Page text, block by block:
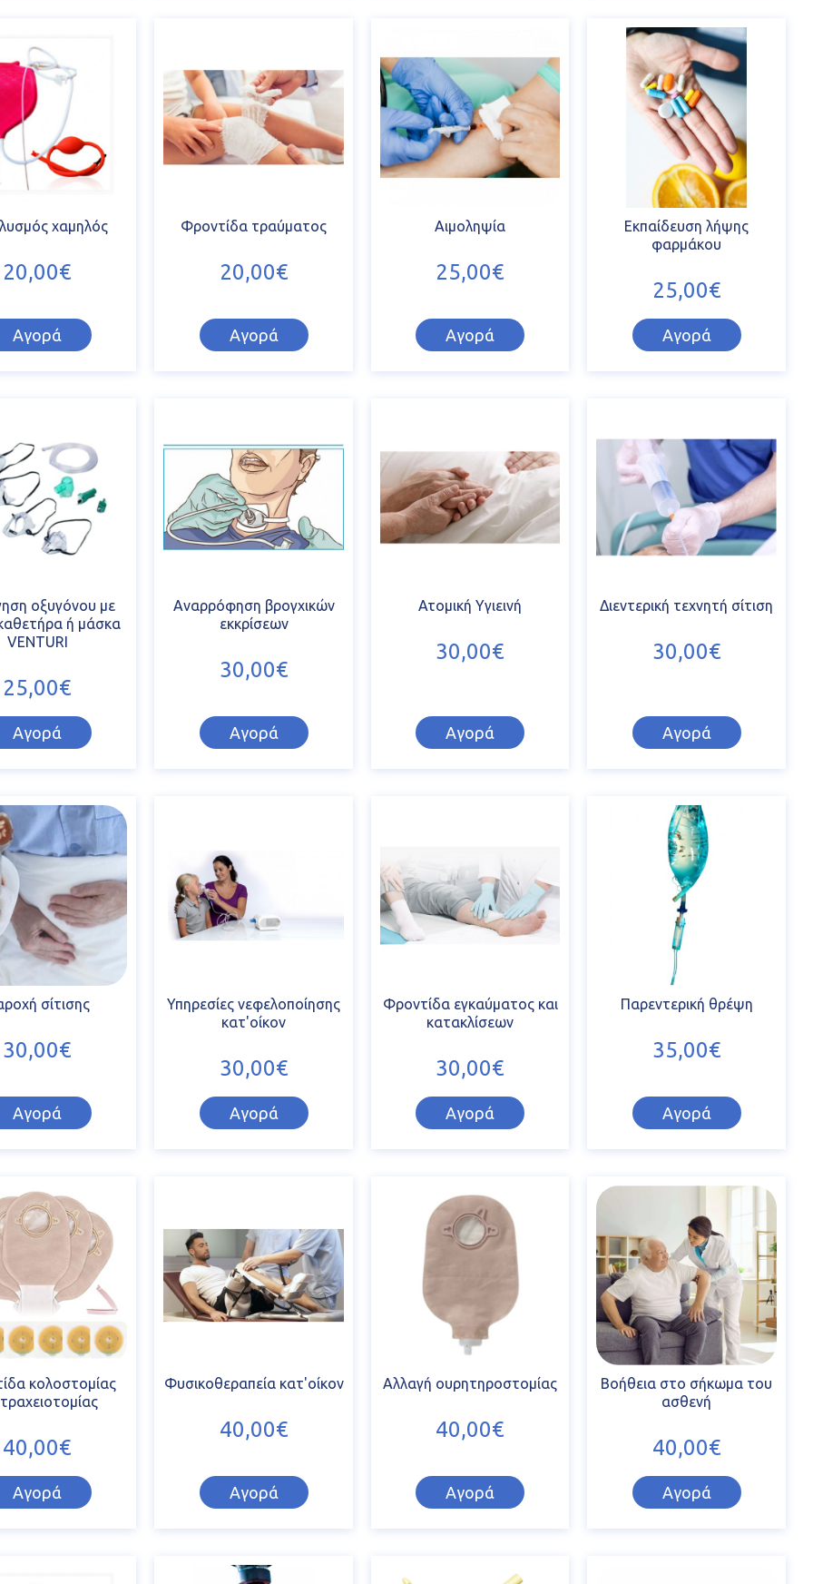
χαμηλός
20,00€
Αγορά
Φροντίδα τραύματος
20,00€
Αγορά
Αιμοληψία
25,00€
Αγορά
Εκπαίδευση λήψης
φαρμάκου
25,00€
Αγορά
οξυγόνου με
καθετήρα ή μάσκα
VENTURI
25,00€
Αγορά
Αναρρόφηση βρογχικών
εκκρίσεων
30,00€
Αγορά
Ατομική Υγιεινή
30,00€
Αγορά
Διεντερική τεχνητή σίτιση
30,00€
Αγορά
σίτισης
30,00€
Αγορά
Υπηρεσίες νεφελοποίησης
κατ'οίκον
30,00€
Αγορά
Φροντίδα εγκαύματος και
κατακλίσεων
30,00€
Αγορά
Παρεντερική θρέψη
35,00€
Αγορά
κολοστομίας
40,00€
Αγορά
Φυσικοθεραπεία κατ'οίκον
40,00€
Αγορά
Αλλαγή ουρητηροστομίας
40,00€
Αγορά
Βοήθεια στο σήκωμα του
ασθενή
40,00€
Αγορά